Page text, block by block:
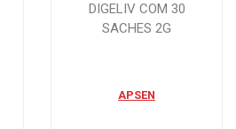
DIGELIV COM 30
SACHES 2G
APSEN